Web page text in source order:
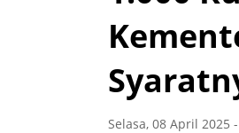
Selasa, 08 April 2025